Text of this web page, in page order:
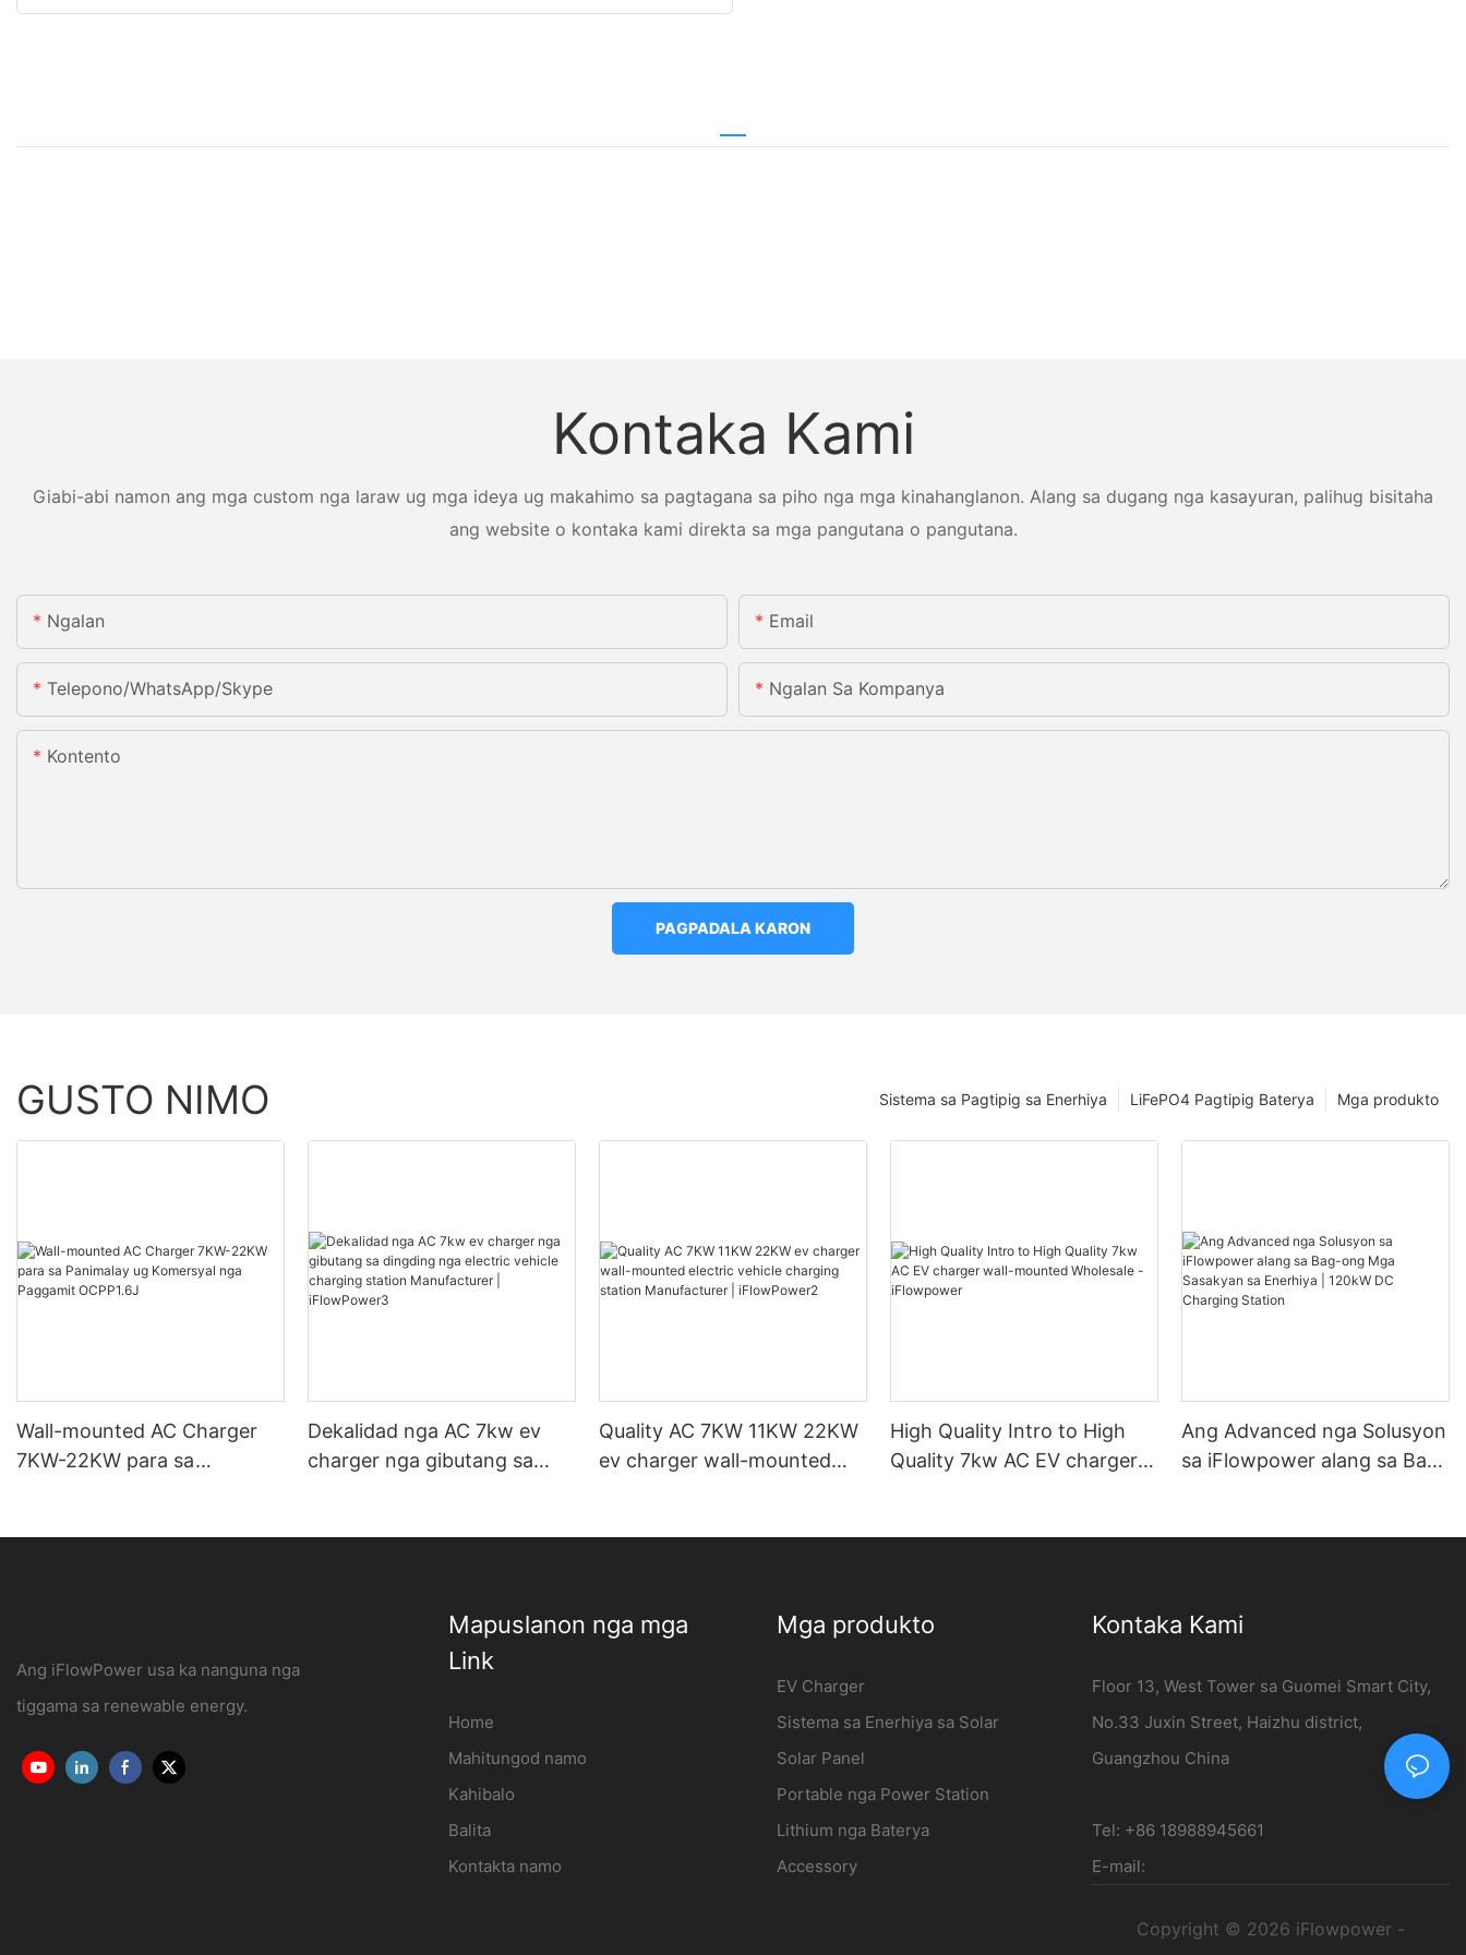
Kontaka Kami
Giabi-abi namon ang mga custom nga laraw ug mga ideya ug makahimo sa pagtagana sa piho nga mga kinahanglanon. Alang sa dugang nga kasayuran, palihug bisitaha
ang website o kontaka kami direkta sa mga pangutana o pangutana.
Ngalan Email
Telepono/WhatsApp/Skype Ngalan Sa Kompanya
Kontento
PAGPADALA KARON
GUSTO NIMO Mga produkto
LiFePO4 Pagtipig Baterya
Sistema sa Pagtipig sa Enerhiya
Wall-mounted AC Charger
7KW-22KW para sa
Dekalidad nga AC 7kw ev
charger nga gibutang sa
Quality AC 7KW 11KW 22KW
ev charger wall-mounted
High Quality Intro to High
Quality 7kw AC EV charger
Ang Advanced nga Solusyon
sa iFlowpower alang sa Bag-
Ang iFlowPower usa ka nanguna nga
tiggama sa renewable energy.
Mapuslanon nga mga
Link
Home
Mahitungod namo
Kahibalo
Balita
Kontakta namo
Mga produkto
EV Charger
Sistema sa Enerhiya sa Solar
Solar Panel
Portable nga Power Station
Lithium nga Baterya
Accessory
Kontaka Kami
Floor 13, West Tower sa Guomei Smart City,
No.33 Juxin Street, Haizhu district,
Guangzhou China
Tel: +86 18988945661
E-mail:
Copyright © 2026 iFlowpower -